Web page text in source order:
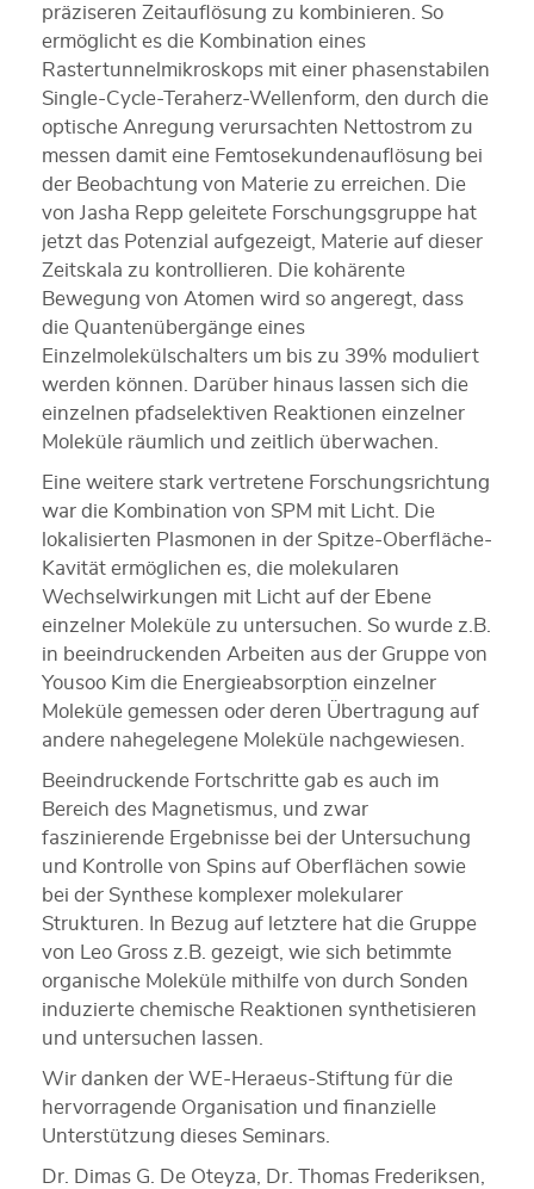
präziseren Zeitauflösung zu kombinieren. So
ermöglicht es die Kombination eines
Rastertunnelmikroskops mit einer phasenstabilen
Single-Cycle-Teraherz-Wellenform, den durch die
optische Anregung verursachten Nettostrom zu
messen damit eine Femtosekundenauflösung bei
der Beobachtung von Materie zu erreichen. Die
von Jasha Repp geleitete Forschungsgruppe hat
jetzt das Potenzial aufgezeigt, Materie auf dieser
Zeitskala zu kontrollieren. Die kohärente
Bewegung von Atomen wird so angeregt, dass
die Quantenübergänge eines
Einzelmolekülschalters um bis zu 39% moduliert
werden können. Darüber hinaus lassen sich die
einzelnen pfadselektiven Reaktionen einzelner
Moleküle räumlich und zeitlich überwachen.
Eine weitere stark vertretene Forschungsrichtung
war die Kombination von SPM mit Licht. Die
lokalisierten Plasmonen in der Spitze-Oberfläche-
Kavität ermöglichen es, die molekularen
Wechselwirkungen mit Licht auf der Ebene
einzelner Moleküle zu untersuchen. So wurde z.B.
in beeindruckenden Arbeiten aus der Gruppe von
Yousoo Kim die Energieabsorption einzelner
Moleküle gemessen oder deren Übertragung auf
andere nahegelegene Moleküle nachgewiesen.
Beeindruckende Fortschritte gab es auch im
Bereich des Magnetismus, und zwar
faszinierende Ergebnisse bei der Untersuchung
und Kontrolle von Spins auf Oberflächen sowie
bei der Synthese komplexer molekularer
Strukturen. In Bezug auf letztere hat die Gruppe
von Leo Gross z.B. gezeigt, wie sich betimmte
organische Moleküle mithilfe von durch Sonden
induzierte chemische Reaktionen synthetisieren
und untersuchen lassen.
Wir danken der WE-Heraeus-Stiftung für die
hervorragende Organisation und finanzielle
Unterstützung dieses Seminars.
Dr. Dimas G. De Oteyza, Dr. Thomas Frederiksen,